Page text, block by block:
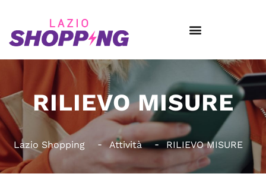
RILIEVO MISURE
Lazio Shopping Attività RILIEVO MISURE